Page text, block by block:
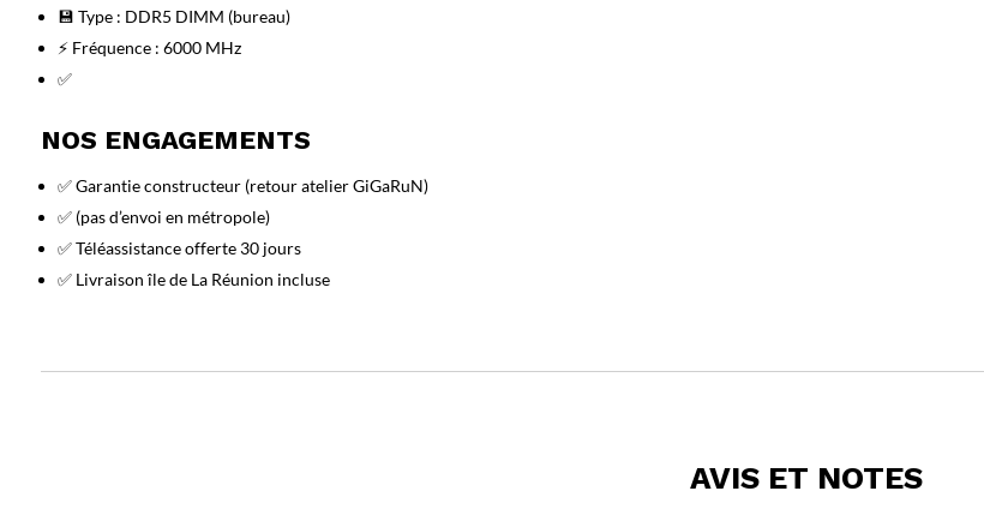
💾 Type : DDR5 DIMM (bureau)
⚡ Fréquence : 6000 MHz
✅
NOS ENGAGEMENTS
✅ Garantie constructeur (retour atelier GiGaRuN)
✅ (pas d’envoi en métropole)
✅ Téléassistance offerte 30 jours
✅ Livraison île de La Réunion incluse
AVIS ET NOTES